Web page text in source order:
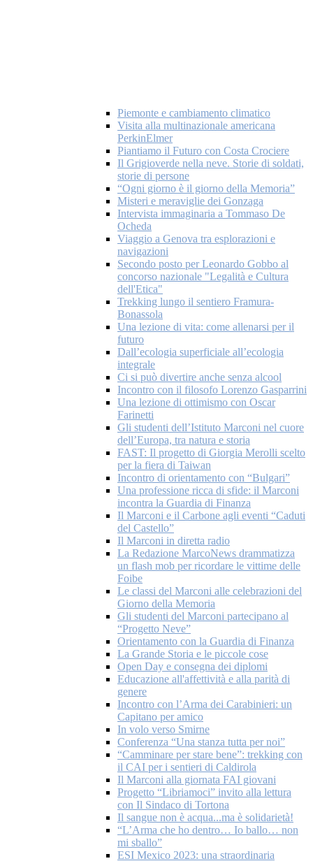
Piemonte e cambiamento climatico
Visita alla multinazionale americana
PerkinElmer
Piantiamo il Futuro con Costa Crociere
Il Grigioverde nella neve. Storie di soldati,
storie di persone
“Ogni giorno è il giorno della Memoria”
Misteri e meraviglie dei Gonzaga
Intervista immaginaria a Tommaso De
Ocheda
Viaggio a Genova tra esplorazioni e
navigazioni
Secondo posto per Leonardo Gobbo al
concorso nazionale "Legalità e Cultura
dell'Etica"
Trekking lungo il sentiero Framura-
Bonassola
Una lezione di vita: come allenarsi per il
futuro
Dall’ecologia superficiale all’ecologia
integrale
Ci si può divertire anche senza alcool
Incontro con il filosofo Lorenzo Gasparrini
Una lezione di ottimismo con Oscar
Farinetti
Gli studenti dell’Istituto Marconi nel cuore
dell’Europa, tra natura e storia
FAST: Il progetto di Giorgia Merolli scelto
per la fiera di Taiwan
Incontro di orientamento con “Bulgari”
Una professione ricca di sfide: il Marconi
incontra la Guardia di Finanza
Il Marconi e il Carbone agli eventi “Caduti
del Castello”
Il Marconi in diretta radio
La Redazione MarcoNews drammatizza
un flash mob per ricordare le vittime delle
Foibe
Le classi del Marconi alle celebrazioni del
Giorno della Memoria
Gli studenti del Marconi partecipano al
“Progetto Neve”
Orientamento con la Guardia di Finanza
La Grande Storia e le piccole cose
Open Day e consegna dei diplomi
Educazione all'affettività e alla parità di
genere
Incontro con l’Arma dei Carabinieri: un
Capitano per amico
In volo verso Smirne
Conferenza “Una stanza tutta per noi”
“Camminare per stare bene”: trekking con
il CAI per i sentieri di Caldirola
Il Marconi alla giornata FAI giovani
Progetto “Libriamoci” invito alla lettura
con Il Sindaco di Tortona
Il sangue non è acqua...ma è solidarietà!
“L’Arma che ho dentro… Io ballo… non
mi sballo”
ESI Mexico 2023: una straordinaria